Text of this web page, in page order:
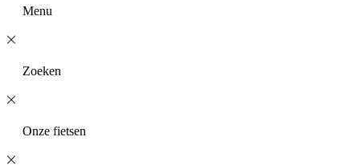
Menu
Zoeken
Onze fietsen